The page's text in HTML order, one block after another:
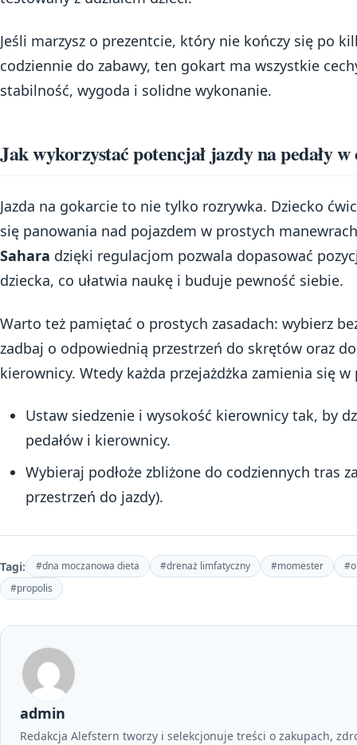
Jeśli marzysz o prezentcie, który nie kończy się po
codziennie do zabawy, ten gokart ma wszystkie
stabilność, wygoda i solidne wykonanie.
Jak wykorzystać potencjał jazdy na pedały
Jazda na gokarcie to nie tylko rozrywka. Dziecko
się panowania nad pojazdem w prostych
Sahara dzięki regulacjom pozwala dopasować
dziecka, co ułatwia naukę i buduje pewność siebie.
Warto też pamiętać o prostych zasadach: wybierz
zadbaj o odpowiednią przestrzeń do skrętów oraz
kierownicy. Wtedy każda przejażdżka zamienia się
Ustaw siedzenie i wysokość kierownicy tak, by
pedałów i kierownicy.
Wybieraj podłoże zbliżone do codziennych tras
przestrzeń do jazdy).
Tagi: #dna moczanowa dieta #drenaż limfatyczny #momester
#propolis
admin
Redakcja Alefstern tworzy i selekcjonuje treści o zakupach,